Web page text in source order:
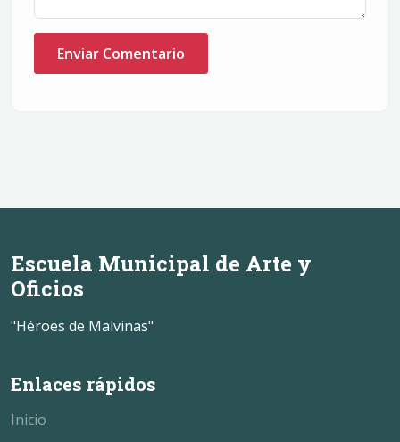
Enviar Comentario
Escuela Municipal de Arte y
Oficios
"Héroes de Malvinas"
Enlaces rápidos
Inicio